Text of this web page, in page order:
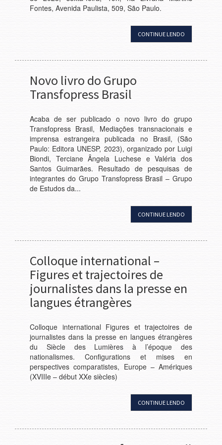
Fontes, Avenida Paulista, 509, São Paulo.
CONTINUE LENDO
Novo livro do Grupo
Transfopress Brasil
Acaba de ser publicado o novo livro do grupo
Transfopress Brasil, Mediações transnacionais e
imprensa estrangeira publicada no Brasil, (São
Paulo: Editora UNESP, 2023), organizado por Luigi
Biondi, Terciane Ângela Luchese e Valéria dos
Santos Guimarães. Resultado de pesquisas de
integrantes do Grupo Transfopress Brasil – Grupo
de Estudos da...
CONTINUE LENDO
Colloque international –
Figures et trajectoires de
journalistes dans la presse en
langues étrangères
Colloque international Figures et trajectoires de
journalistes dans la presse en langues étrangères
du Siècle des Lumières à l’époque des
nationalismes. Configurations et mises en
perspectives comparatistes, Europe – Amériques
(XVIIIe – début XXe siècles)
CONTINUE LENDO